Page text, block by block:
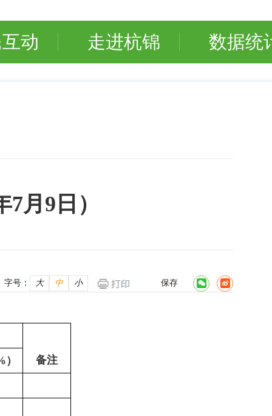
动 走进杭锦 数据统
月9日）
字号： 大 中 小 保存
备注
）